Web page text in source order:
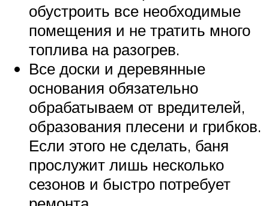
обустроить все необходимые
помещения и не тратить много
топлива на разогрев.
Все доски и деревянные
основания обязательно
обрабатываем от вредителей,
образования плесени и грибков.
Если этого не сделать, баня
прослужит лишь несколько
сезонов и быстро потребует